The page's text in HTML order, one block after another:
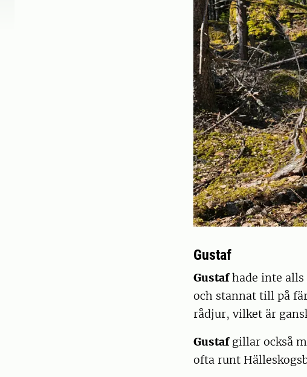
Gustaf
Gustafhade inte alls
och stannat till på
rådjur, vilket är
Gustafgillar också
ofta runt